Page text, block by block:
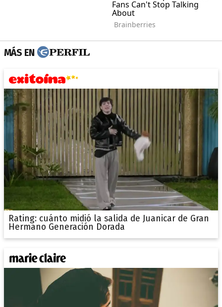
MÁS EN
Rating: cuánto midió la salida de Juanicar de Gran
Hermano Generación Dorada